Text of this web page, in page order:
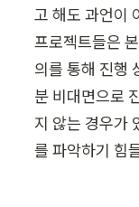
고 해도 과언이
프로젝트들은
의를 통해 진행
분 비대면으로
지 않는 경우가
를 파악하기 힘